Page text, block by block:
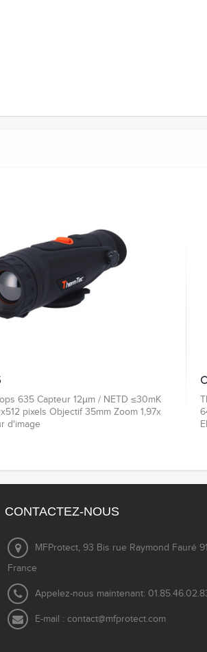
635 Capteur 12µm / NETD ≤30mK
pixels Objectif 35mm Zoom 1,97x
d'image
CONTACTEZ-NOUS
MFProtect, 93 Bis rue Raymond Fauré
France
Appelez-nous maintenant:
E-mail : contact@mfprotect.com